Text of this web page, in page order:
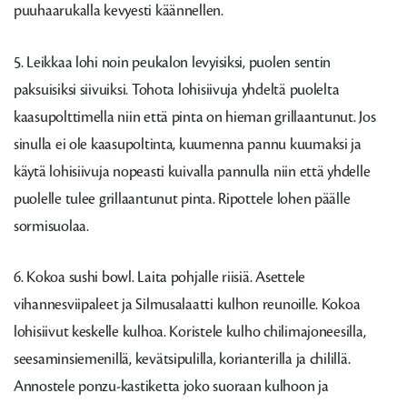
puuhaarukalla kevyesti käännellen.
5. Leikkaa lohi noin peukalon levyisiksi, puolen sentin
paksuisiksi siivuiksi. Tohota lohisiivuja yhdeltä puolelta
kaasupolttimella niin että pinta on hieman grillaantunut. Jos
sinulla ei ole kaasupoltinta, kuumenna pannu kuumaksi ja
käytä lohisiivuja nopeasti kuivalla pannulla niin että yhdelle
puolelle tulee grillaantunut pinta. Ripottele lohen päälle
sormisuolaa.
6. Kokoa sushi bowl. Laita pohjalle riisiä. Asettele
vihannesviipaleet ja Silmusalaatti kulhon reunoille. Kokoa
lohisiivut keskelle kulhoa. Koristele kulho chilimajoneesilla,
seesaminsiemenillä, kevätsipulilla, korianterilla ja chilillä.
Annostele ponzu-kastiketta joko suoraan kulhoon ja